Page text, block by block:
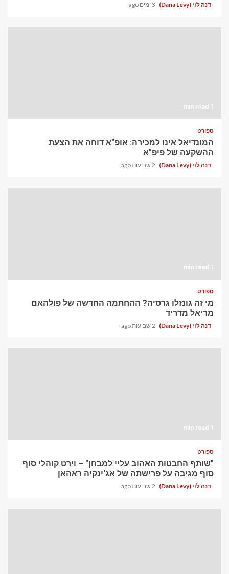
דנה לוי (Dana Levy) 3 ימים ago
1 min read
ספורט
המונדיאל אינו למכירה: אופ"א דוחה את הצעת
ההשקעה של פיפ"א
דנה לוי (Dana Levy) 2 שבועות ago
1 min read
ספורט
מי זה גונזלו גרסיה? ההחתמה החדשה של פולהאם
מריאל מדריד
דנה לוי (Dana Levy) 2 שבועות ago
1 min read
ספורט
"שותף החבטות האהוב עליי למבחן" – וירט קוהלי סוף
סוף מגיבה על פרישתה של אג'ינקיה ראהאן
דנה לוי (Dana Levy) 2 שבועות ago